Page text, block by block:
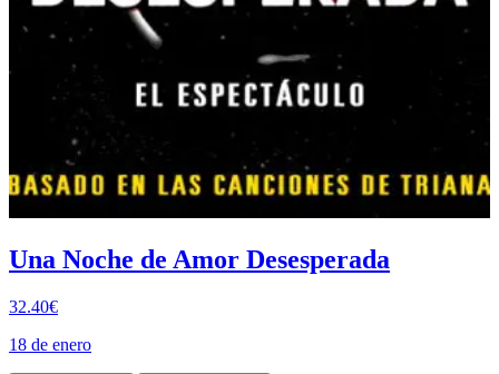
Una Noche de Amor Desesperada
32.40€
18 de enero